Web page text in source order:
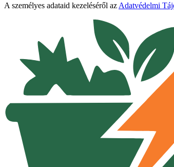
A személyes adataid kezeléséről az Adatvédelmi